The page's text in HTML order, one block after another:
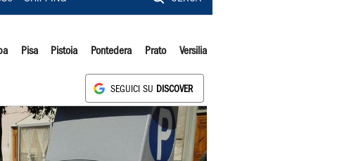
Pisa Pistoia Pontedera Prato Versilia
SEGUICI SU DISCOVER